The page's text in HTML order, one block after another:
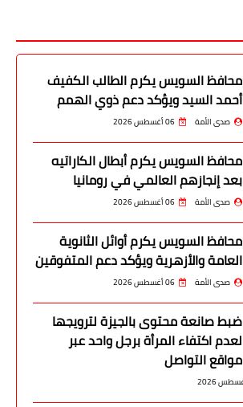
محافظ السويس يكرم الطالب الكفيف
أحمد السيد ويؤكد دعم ذوي الهمم
صدى الأمة 06 أغسطس 2026
محافظ السويس يكرم أبطال الكاراتيه
بعد إنجازهم العالمي في رومانيا
صدى الأمة 06 أغسطس 2026
محافظ السويس يكرم أوائل الثانوية
العامة والأزهرية ويؤكد دعم المتفوقين
صدى الأمة 06 أغسطس 2026
ضبط صانعة محتوى بالجيزة لترويجها
لعدم اكتفاء المرأة برجل واحد عبر
مواقع التواصل